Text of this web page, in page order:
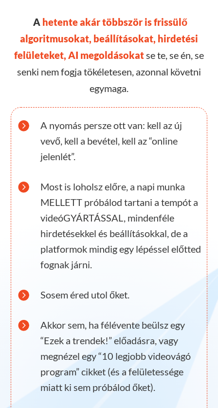
A hetente akár többször is frissülő
algoritmusokat, beállításokat, hirdetési
felületeket, AI megoldásokatse te, se én, se
senki nem fogja tökéletesen, azonnal követni
egymaga.

A nyomás persze ott van: kell az új
vevő, kell a bevétel, kell az “online
jelenlét”.

Most is loholsz előre, a napi munka
MELLETT próbálod tartani a tempót a
videóGYÁRTÁSSAL, mindenféle
hirdetésekkel és beállításokkal, de a
platformok mindig egy lépéssel előtted
fognak járni.
 Sosem éred utol őket.

Akkor sem, ha félévente beülsz egy
“Ezek a trendek!” előadásra, vagy
megnézel egy “10 legjobb videovágó
program” cikket (és a felületessége
miatt ki sem próbálod őket).